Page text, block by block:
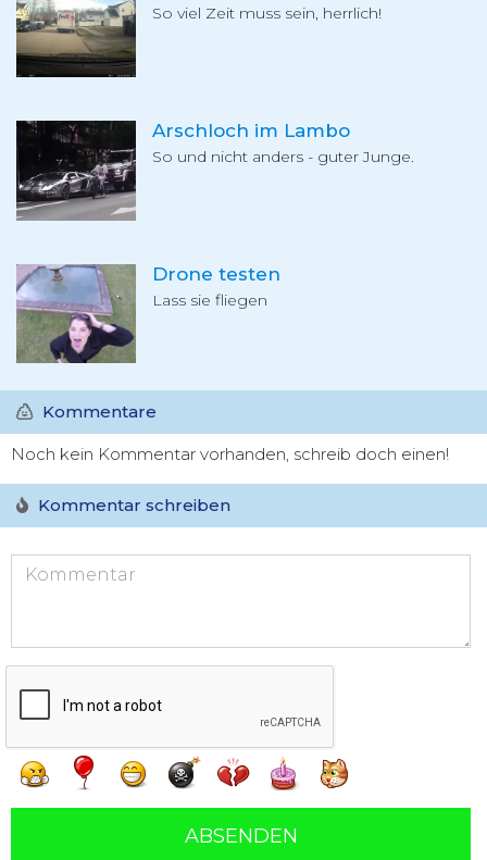
So viel Zeit muss sein, herrlich!
Arschloch im Lambo
So und nicht anders - guter Junge.
Drone testen
Lass sie fliegen
Kommentare
Noch kein Kommentar vorhanden, schreib doch einen!
Kommentar schreiben
ABSENDEN